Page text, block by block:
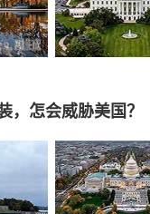
，怎会威胁美国？